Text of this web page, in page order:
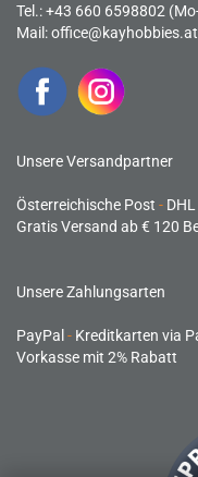
Tel.: +43 660 6598802
Mail:office@kayhobbies.at
Unsere Versandpartner
Österreichische Post - DHL
Gratis Versand ab € 120
Unsere Zahlungsarten
PayPal - Kreditkarten via
Vorkasse mit 2% Rabatt